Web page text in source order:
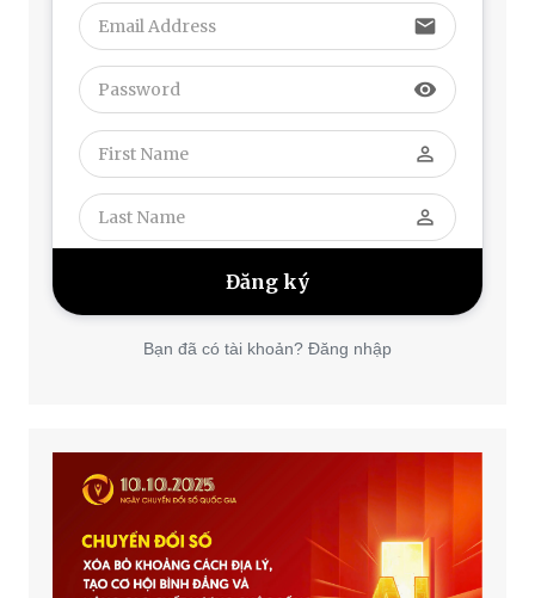
email
visibility
perm_identity
perm_identity
Bạn đã có tài khoản? Đăng nhập